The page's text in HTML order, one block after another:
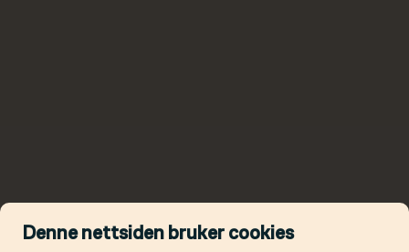
Denne nettsiden bruker cookies